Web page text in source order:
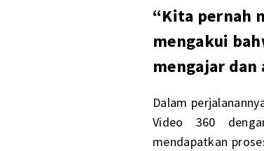
“Kita pernah
mengakui
mengajar
Dalam
Video 360
mendapatkan